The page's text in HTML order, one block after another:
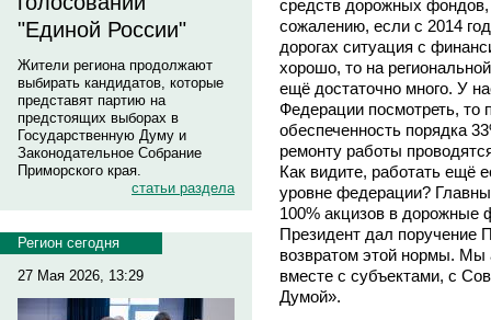
"Единой России"
Жители региона продолжают
выбирать кандидатов, которые
представят партию на
предстоящих выборах в
Государственную Думу и
Законодательное Собрание
Приморского края.
статьи раздела
Регион сегодня
27 Мая 2026, 13:29
средств дорожных
сожалению, если с 2014
дорогах ситуация с
хорошо, то на
ещё достаточно много. У
Федерации посмотреть, то
обеспеченность порядка
ремонту работы
Как видите, работать ещё
уровне федерации?
100% акцизов в дорожные
Президент дал поручение
возвратом этой нормы. Мы
вместе с субъектами, с
Думой».